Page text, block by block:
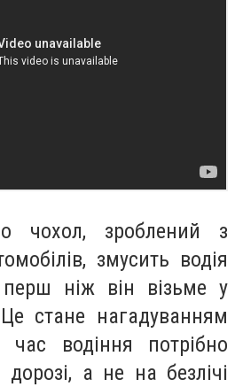
чохол, зроблений з
змусить водія
перш ніж він візьме у
стане нагадуванням
водіння потрібно
а не на безлічі